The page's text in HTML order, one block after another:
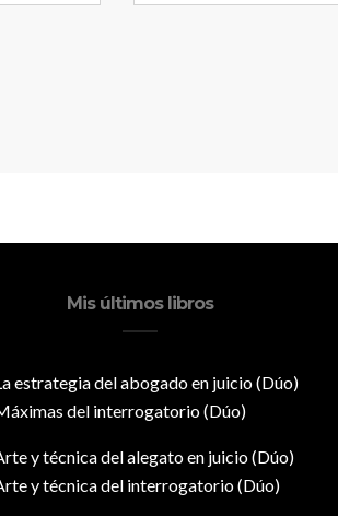
Mis últimos libros